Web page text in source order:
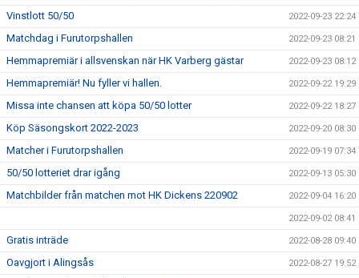
Vinstlott 50/50 2022-09-23 22:24
Matchdag i Furutorpshallen 2022-09-23 08:21
Hemmapremiär i allsvenskan när HK Varberg gästar 2022-09-23 08:12
Hemmapremiär! Nu fyller vi hallen. 2022-09-22 19:29
Missa inte chansen att köpa 50/50 lotter 2022-09-22 18:27
Köp Säsongskort 2022-2023 2022-09-20 08:30
Matcher i Furutorpshallen 2022-09-19 07:34
50/50 lotteriet drar igång 2022-09-13 05:30
Matchbilder från matchen mot HK Dickens 220902 2022-09-04 16:20
2022-09-02 08:41
Gratis inträde 2022-08-28 09:40
Oavgjort i Alingsås 2022-08-27 19:52